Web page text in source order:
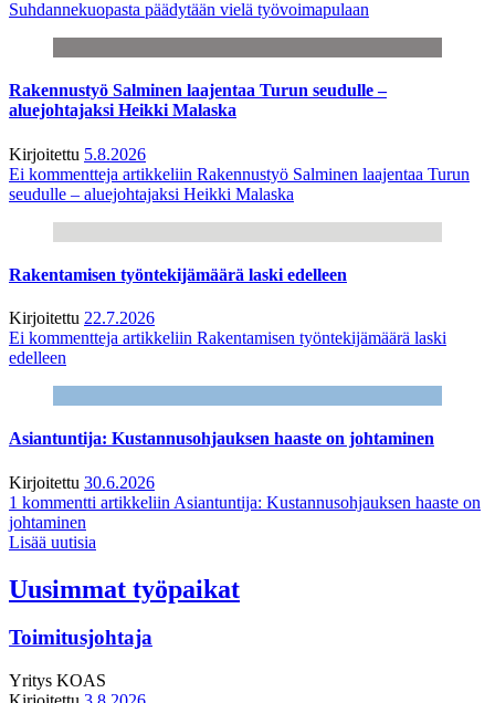
Suhdannekuopasta päädytään vielä työvoimapulaan
Rakennustyö Salminen laajentaa Turun seudulle –
aluejohtajaksi Heikki Malaska
Kirjoitettu 5.8.2026
Ei kommentteja artikkeliin Rakennustyö Salminen laajentaa Turun
seudulle – aluejohtajaksi Heikki Malaska
Rakentamisen työntekijämäärä laski edelleen
Kirjoitettu 22.7.2026
Ei kommentteja artikkeliin Rakentamisen työntekijämäärä laski
edelleen
Asiantuntija: Kustannusohjauksen haaste on johtaminen
Kirjoitettu 30.6.2026
1 kommentti artikkeliin Asiantuntija: Kustannusohjauksen haaste on
johtaminen
Lisää uutisia
Uusimmat työpaikat
Toimitusjohtaja
Yritys KOAS